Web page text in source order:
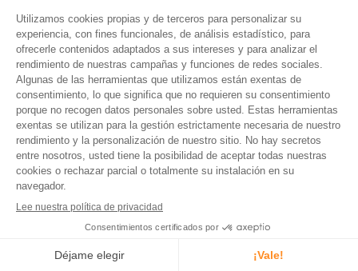
Hay disponibles otros dispositivos antirrobo auxiliares:
candado Abus uGrip 560
cable antirrobo Kryptoflex Kryptonite